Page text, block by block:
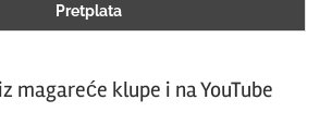
magareće klupe i na YouTube